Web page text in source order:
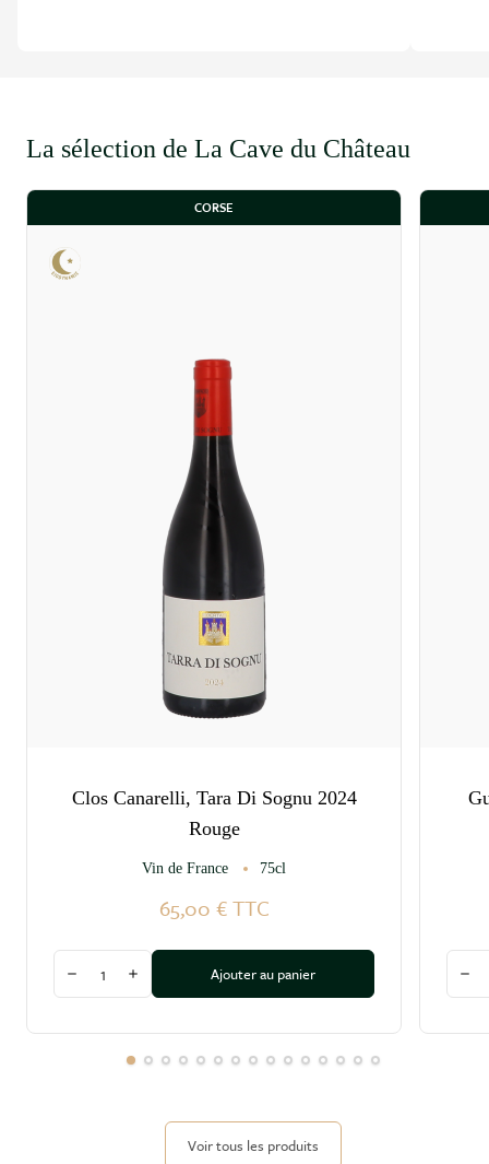
La sélection de La Cave du Château
CORSE
Clos Canarelli, Tara Di Sognu 2024
Rouge
Vin de France 75cl
65,00 € TTC
Diminuer la quantité
Augmenter la quantité
Ajouter au panier
Voir tous les produits